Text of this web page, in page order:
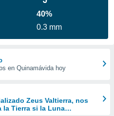
40%
0.3 mm
en Quinamávida hoy
Zeus Valtierra, nos
la Tierra si la Luna